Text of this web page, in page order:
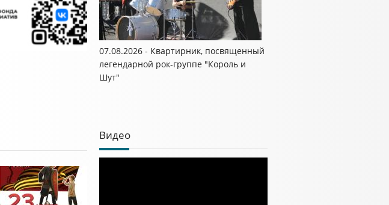
07.08.2026 - Квартирник, посвященный
легендарной рок-группе "Король и
Шут"
Видео